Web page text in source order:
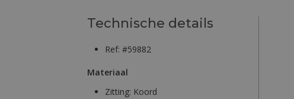
Technische details
Ref: #59882
Materiaal
Zitting: Koord